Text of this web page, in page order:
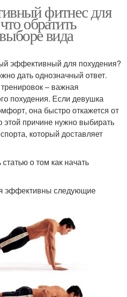
фитнес для
обратить
вида
эффективный для похудения?
дать однозначный ответ.
– важная
похудения. Если девушка
она быстро откажется от
этой причине нужно выбирать
который доставляет
о том как начать
эффективны следующие